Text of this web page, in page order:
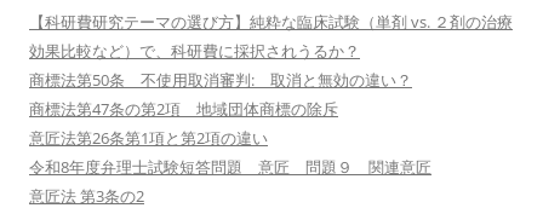
【科研費研究テーマの選び方】純粋な臨床試験（単剤 vs. ２剤の治療
効果比較など）で、科研費に採択されうるか？
商標法第50条 不使用取消審判: 取消と無効の違い？
商標法第47条の第2項 地域団体商標の除斥
意匠法第26条第1項と第2項の違い
令和8年度弁理士試験短答問題 意匠 問題９ 関連意匠
意匠法 第3条の2